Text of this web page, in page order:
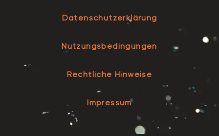
Datenschutzerklärung
Nutzungsbedingungen
Rechtliche Hinweise
Impressum